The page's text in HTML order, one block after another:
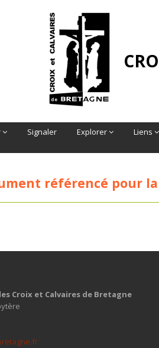
Signaler Explorer Liens
référencé pour
Croix et Calvaires de Bretagne